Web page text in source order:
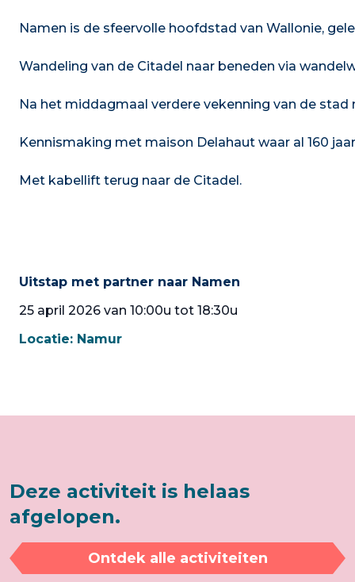
Namen is de sfeervolle hoofdstad van Wallonie,
Wandeling van de Citadel naar beneden via
Na het middagmaal verdere vekenning van de stad
Kennismaking met maison Delahaut waar al 160
Met kabellift terug naar de Citadel.
Uitstap met partner naar Namen
25 april 2026 van 10:00u tot 18:30u
Locatie: Namur
Deze activiteit is helaas
afgelopen.
Ontdek alle activiteiten